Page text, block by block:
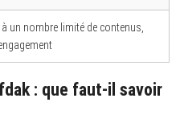
un nombre limité de contenus,
: que faut-il savoir